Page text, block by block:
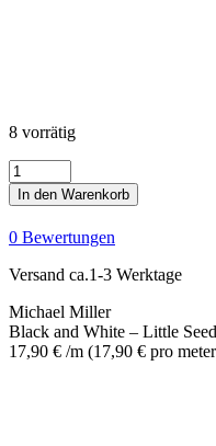
8 vorrätig
Black
and
White
-
Little
Seeds
Black
Menge
In den Warenkorb
0 Bewertungen
Versand ca.1-3 Werktage
Michael Miller
Black and White – Little
17,90 € /m (17,90 € pro meter